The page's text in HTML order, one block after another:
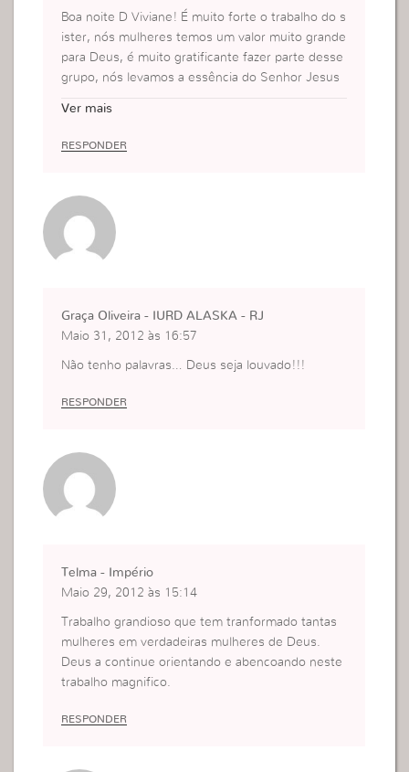
Boa noite D Viviane! É muito forte o trabalho do s
ister, nós mulheres temos um valor muito grande
para Deus, é muito gratificante fazer parte desse
grupo, nós levamos a essência do Senhor Jesus
Ver mais
RESPONDER
Graça Oliveira - IURD ALASKA - RJ
Maio 31, 2012 às 16:57
Não tenho palavras… Deus seja louvado!!!
RESPONDER
Telma - Império
Maio 29, 2012 às 15:14
Trabalho grandioso que tem tranformado tantas
mulheres em verdadeiras mulheres de Deus.
Deus a continue orientando e abencoando neste
trabalho magnifico.
RESPONDER